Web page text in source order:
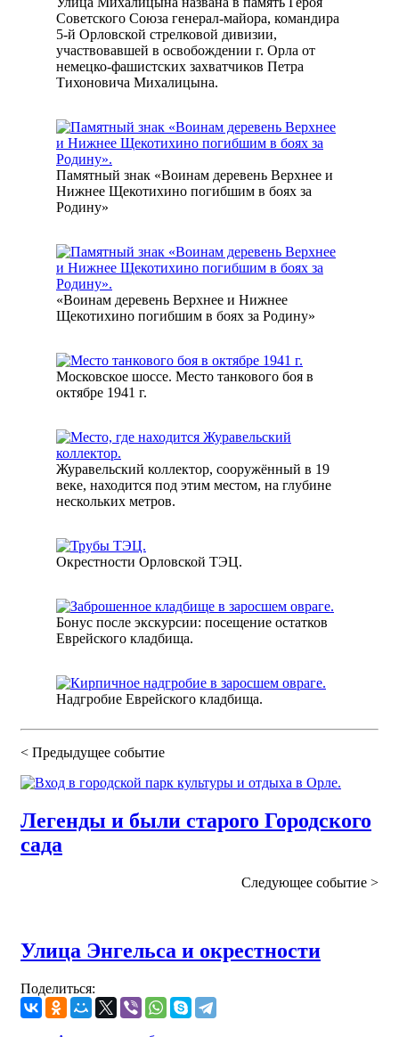
Советского Союза генерал-майора, командира
5-й Орловской стрелковой дивизии,
участвовавшей в освобождении г. Орла от
немецко-фашистских захватчиков Петра
Тихоновича Михалицына.
Памятный знак «Воинам деревень Верхнее и
Нижнее Щекотихино погибшим в боях за
Родину»
«Воинам деревень Верхнее и Нижнее
Щекотихино погибшим в боях за Родину»
Московское шоссе. Место танкового боя в
октябре 1941 г.
Журавельский коллектор, сооружённый в 19
веке, находится под этим местом, на глубине
нескольких метров.
Окрестности Орловской ТЭЦ.
Бонус после экскурсии: посещение остатков
Еврейского кладбища.
Надгробие Еврейского кладбища.
< Предыдущее событие
Легенды и были старого Городского
сада
Следующее событие >
Улица Энгельса и окрестности
Поделиться: